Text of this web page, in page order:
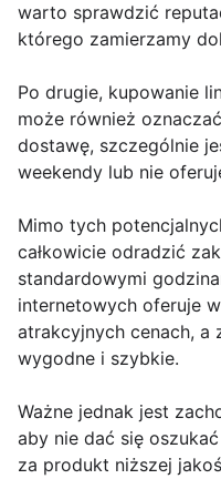
warto sprawdzić
którego zamierzamy
Po drugie, kupowanie
może również
dostawę, szczególnie
weekendy lub nie
Mimo tych
całkowicie odradzić
standardowymi
internetowych oferuje
atrakcyjnych cenach, a
wygodne i szybkie.
Ważne jednak jest
aby nie dać się
za produkt niższej